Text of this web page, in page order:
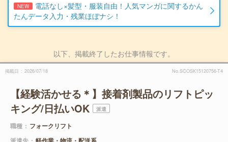
NEW
電話なし×髪型・服装自由！人気マンガに関するかん
たんデータ入力・残業ほぼナシ！
以下、掲載終了したお仕事情報です。
掲載日 2026/07/18 No.SCOSK15120756-T4
【経験活かせる＊】接着剤製品のリフトピッ
キング/日払いOK
派遣
職種
フォークリフト